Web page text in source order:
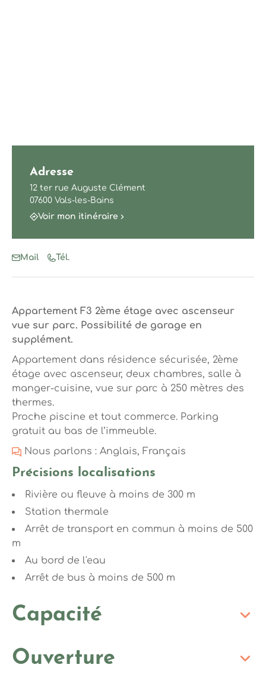
Appartement F3 2ème étage avec ascenseur
vue sur parc. Possibilité de garage en
supplément.
Appartement dans résidence sécurisée, 2ème
étage avec ascenseur, deux chambres, salle à
manger-cuisine, vue sur parc à 250 mètres des
thermes.
Proche piscine et tout commerce. Parking
gratuit au bas de l’immeuble.
Nous parlons : Anglais, Français
Précisions localisations
Rivière ou fleuve à moins de 300 m
Station thermale
Arrêt de transport en commun à moins de 500
m
Au bord de l'eau
Arrêt de bus à moins de 500 m
Capacité
Ouverture
Adresse
12 ter rue Auguste Clément
07600 Vals-les-Bains
Voir mon itinéraire
Mail Tél.